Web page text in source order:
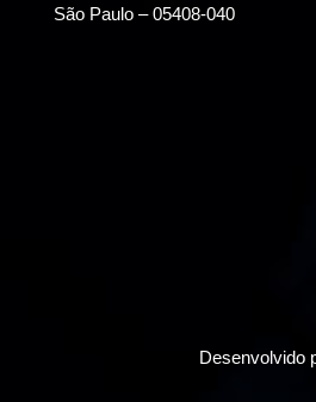
São Paulo – 05408-040
Desenvolvido